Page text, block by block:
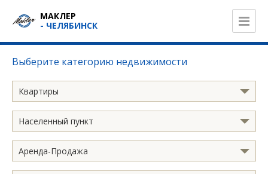
МАКЛЕР
- ЧЕЛЯБИНСК
Выберите категорию недвижимости
Квартиры
Населенный пункт
Аренда-Продажа